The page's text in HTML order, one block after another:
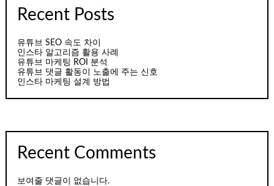
Recent Posts
유튜브 SEO 속도 차이
인스타 알고리즘 활용 사례
유튜브 마케팅 ROI 분석
유튜브 댓글 활동이 노출에 주는 신호
인스타 마케팅 설계 방법
Recent Comments
보여줄 댓글이 없습니다.